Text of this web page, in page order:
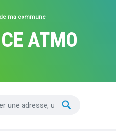
ma commune
ATMO
nouvelle adresse